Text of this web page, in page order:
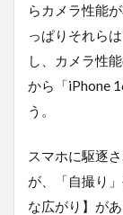
らカメラ性能
っぱりそれら
し、カメラ性
から「iPhone
う。
スマホに駆逐
が、「自撮り
な広がり】が